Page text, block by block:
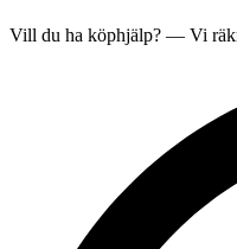
Vill du ha köphjälp? — Vi